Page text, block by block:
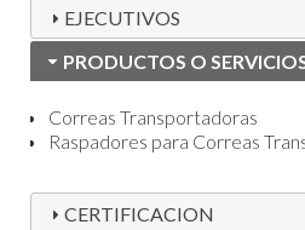
EJECUTIVOS
PRODUCTOS O
Correas Transportadoras
Raspadores para Correas
CERTIFICACION